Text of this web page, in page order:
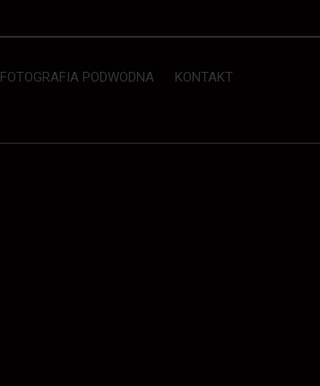
FOTOGRAFIA PODWODNA KONTAKT